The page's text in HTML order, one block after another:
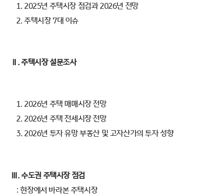
1. 2025년 주택시장 점검과 2026년 전망
2. 주택시장 7대 이슈
Ⅱ. 주택시장 설문조사
1. 2026년 주택 매매시장 전망
2. 2026년 주택 전세시장 전망
3. 2026년 투자 유망 부동산 및 고자산가의 투자 성향
Ⅲ. 수도권 주택시장 점검
: 현장에서 바라본 주택시장